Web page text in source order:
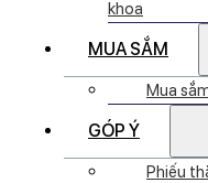
khoa
MUA SẮM
Mua
GÓP Ý
Phiếu